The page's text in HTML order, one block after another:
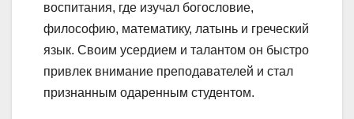
воспитания, где изучал богословие,
философию, математику, латынь и греческий
язык. Своим усердием и талантом он быстро
привлек внимание преподавателей и стал
признанным одаренным студентом.